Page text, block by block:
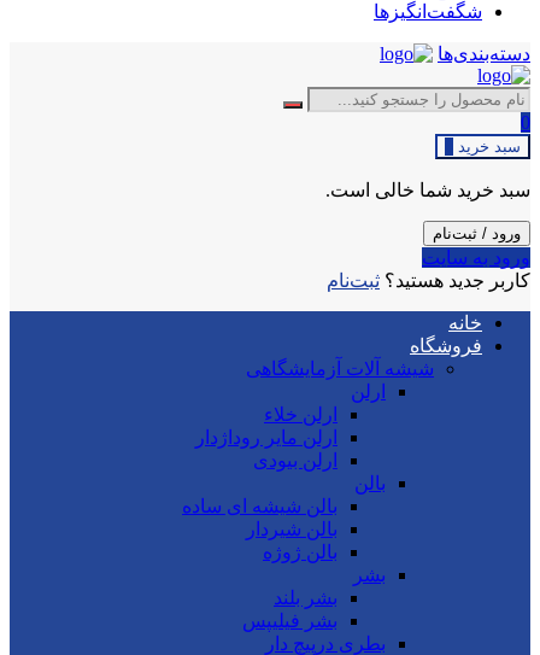
شگفت‌انگیزها
دسته‌بندی‌ها
0
سبد خرید
سبد خرید شما خالی است.
ورود / ثبت‌نام
ورود به سایت
کاربر جدید هستید؟ ثبت‌نام
خانه
فروشگاه
شیشه آلات آزمایشگاهی
ارلن
ارلن خلاء
ارلن مایر روداژدار
ارلن بیودی
بالن
بالن شیشه ای ساده
بالن شیردار
بالن ژوژه
بشر
بشر بلند
بشر فیلیپس
بطری درپیچ دار